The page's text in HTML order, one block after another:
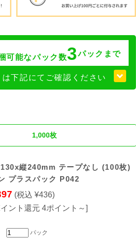
可能なパック数3パックまで
は下記にてご確認ください
1,000枚
縦240mm テープなし (100枚)
プラスパック P042
(税込 ¥436)
イント還元 4ポイント～]
パック